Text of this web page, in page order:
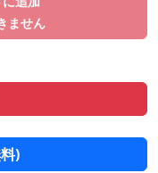
ません
)